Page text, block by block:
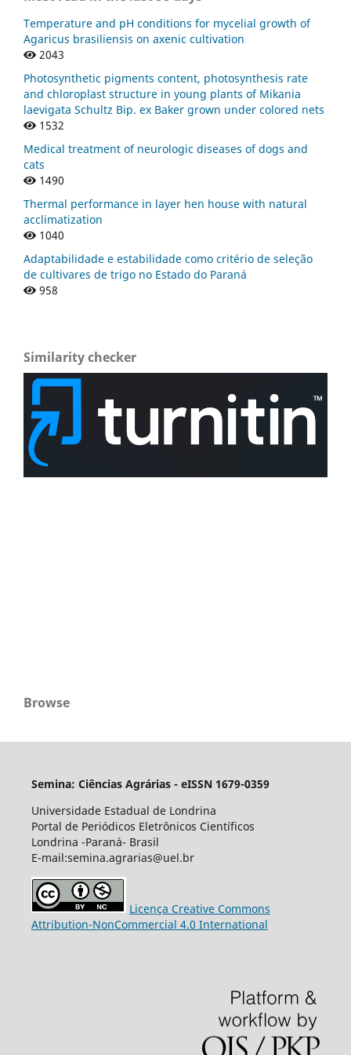
Temperature and pH conditions for mycelial growth of
Agaricus brasiliensis on axenic cultivation
2043
Photosynthetic pigments content, photosynthesis rate
and chloroplast structure in young plants of Mikania
laevigata Schultz Bip. ex Baker grown under colored nets
1532
Medical treatment of neurologic diseases of dogs and
cats
1490
Thermal performance in layer hen house with natural
acclimatization
1040
Adaptabilidade e estabilidade como critério de seleção
de cultivares de trigo no Estado do Paraná
958
Similarity checker
Browse
Semina: Ciências Agrárias - eISSN 1679-0359
Universidade Estadual de Londrina
Portal de Periódicos Eletrônicos Científicos
Londrina -Paraná- Brasil
E-mail:semina.agrarias@uel.br
Licença Creative Commons
Attribution-NonCommercial 4.0 International